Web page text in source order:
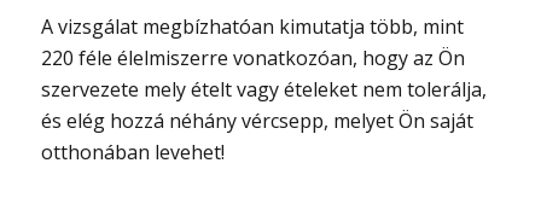
A vizsgálat megbízhatóan kimutatja több, mint
220 féle élelmiszerre vonatkozóan, hogy az Ön
szervezete mely ételt vagy ételeket nem tolerálja,
és elég hozzá néhány vércsepp, melyet Ön saját
otthonában levehet!